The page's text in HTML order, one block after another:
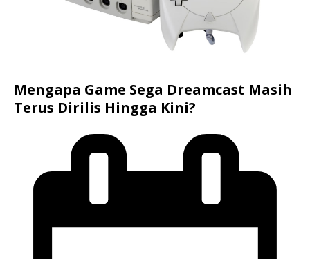
Mengapa Game Sega Dreamcast Masih
Terus Dirilis Hingga Kini?